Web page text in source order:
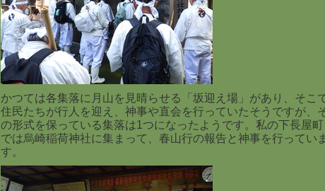
かつては各集落に月山を見晴らせる「坂迎え場」があり、そこ
住民たちが行人を迎え、神事や直会を行っていたそうですが、
の形式を保っている集落は1つになったようです。私の下長屋町
では烏崎稲荷神社に集まって、春山行の報告と神事を行っていま
す。